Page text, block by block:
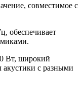
совместимое с
обеспечивает
Вт, широкий
акустики с разными